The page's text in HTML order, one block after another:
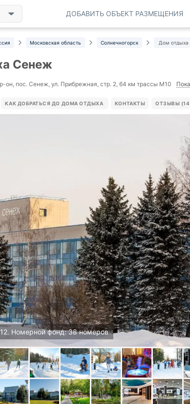
ДОБАВИТЬ ОБЪЕКТ РАЗМЕЩЕНИЯ
Московская область Солнечногорск Дом
Сенеж
он, пос. Сенеж, ул. Прибрежная, стр. 2, 64 км трассы М10
КАК ДОБРАТЬСЯ ДО ДОМА ОТДЫХА КОНТАКТЫ ОТЗЫВЫ
Номерной фонд: 38 номеров